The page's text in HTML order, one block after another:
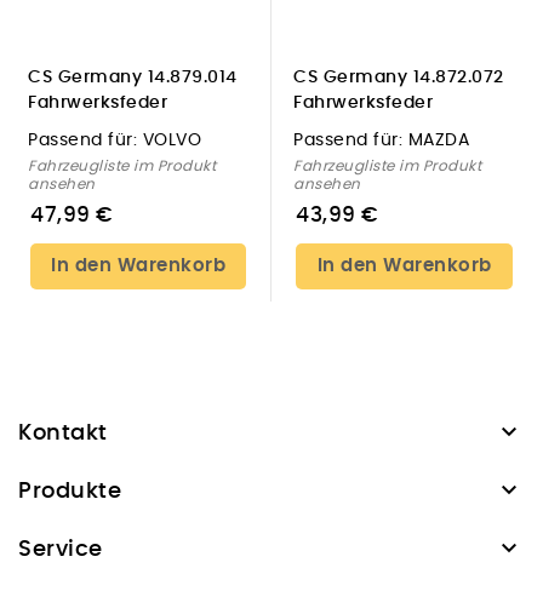
CS Germany 14.879.014
Fahrwerksfeder
Hinterachse für VOLVO
Passend für: VOLVO
Fahrzeugliste im Produkt
ansehen
47,99 €
In den Warenkorb
CS Germany 14.872.072
Fahrwerksfeder
Hinterachse für MAZDA
Passend für: MAZDA
Fahrzeugliste im Produkt
ansehen
43,99 €
In den Warenkorb
Kontakt 
Produkte 
Service 